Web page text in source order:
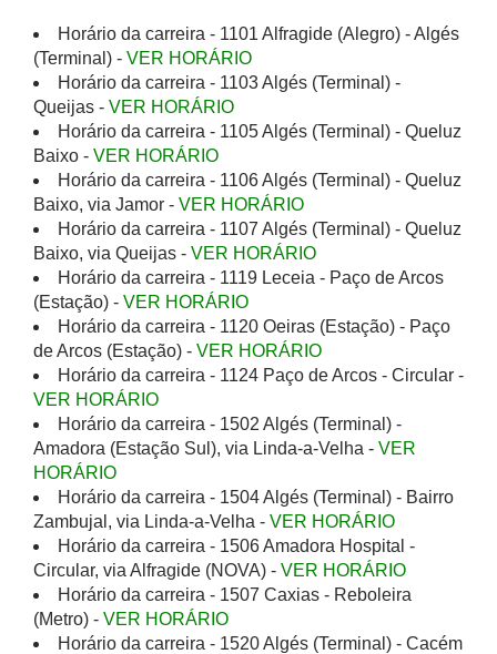
Horário da carreira - 1101 Alfragide (Alegro) - Algés
(Terminal) - VER HORÁRIO
Horário da carreira - 1103 Algés (Terminal) -
Queijas - VER HORÁRIO
Horário da carreira - 1105 Algés (Terminal) - Queluz
Baixo - VER HORÁRIO
Horário da carreira - 1106 Algés (Terminal) - Queluz
Baixo, via Jamor - VER HORÁRIO
Horário da carreira - 1107 Algés (Terminal) - Queluz
Baixo, via Queijas - VER HORÁRIO
Horário da carreira - 1119 Leceia - Paço de Arcos
(Estação) - VER HORÁRIO
Horário da carreira - 1120 Oeiras (Estação) - Paço
de Arcos (Estação) - VER HORÁRIO
Horário da carreira - 1124 Paço de Arcos - Circular -
VER HORÁRIO
Horário da carreira - 1502 Algés (Terminal) -
Amadora (Estação Sul), via Linda-a-Velha - VER
HORÁRIO
Horário da carreira - 1504 Algés (Terminal) - Bairro
Zambujal, via Linda-a-Velha - VER HORÁRIO
Horário da carreira - 1506 Amadora Hospital -
Circular, via Alfragide (NOVA) - VER HORÁRIO
Horário da carreira - 1507 Caxias - Reboleira
(Metro) - VER HORÁRIO
Horário da carreira - 1520 Algés (Terminal) - Cacém